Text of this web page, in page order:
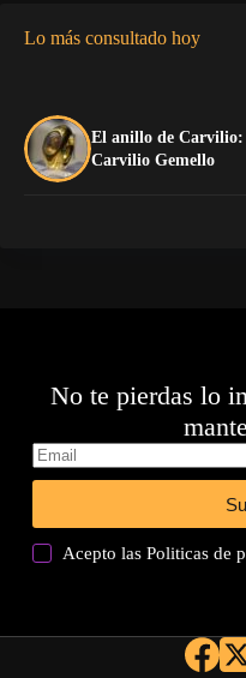
Lo más consultado hoy
El anillo de
Carvilio Gemello
No te pierdas lo
Acepto lasPoliticas de